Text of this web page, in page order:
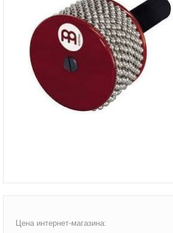
Цена интернет-магазина: